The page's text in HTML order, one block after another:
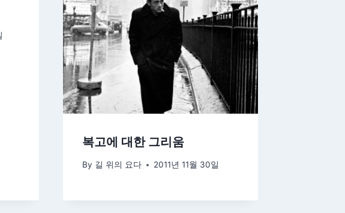
복고에 대한 그리움
By 길 위의 요다 2011년 11월 30일